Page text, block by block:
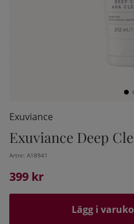
Exuviance
Exuviance Deep
Artnr: A18941
399 kr
Lägg i